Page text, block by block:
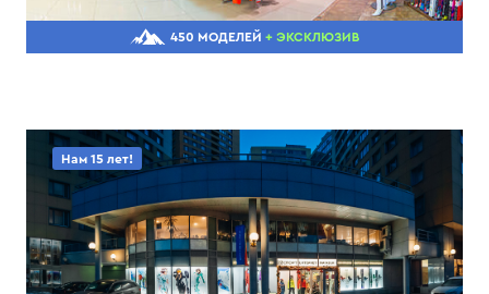
450 МОДЕЛЕЙ + ЭКСКЛЮЗИВ
Нам 15 лет!